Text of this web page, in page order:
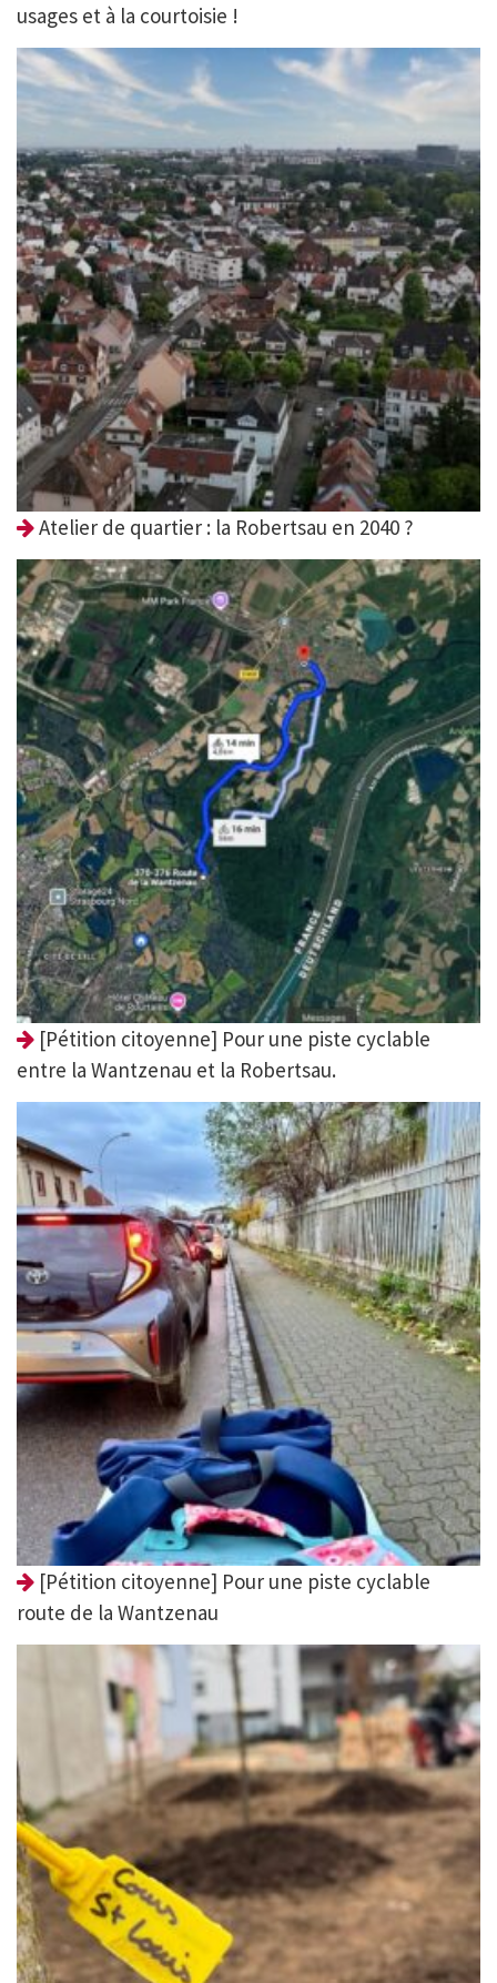
usages et à la courtoisie !
Atelier de quartier : la Robertsau en 2040 ?
[Pétition citoyenne] Pour une piste cyclable
entre la Wantzenau et la Robertsau.
[Pétition citoyenne] Pour une piste cyclable
route de la Wantzenau